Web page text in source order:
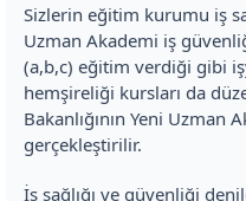
Sizlerin eğitim kurumu iş
Uzman Akademi iş
(a,b,c) eğitim verdiği gibi
hemşireliği kursları da
Bakanlığının Yeni Uzman
gerçekleştirilir.
İş sağlığı ve güvenliği